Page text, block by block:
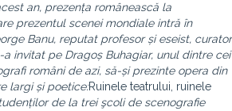
an, prezența românească la
prezentul scenei mondiale intră în
Banu, reputat profesor și eseist, curator
invitat pe Dragoș Buhagiar, unul dintre cei
români de azi, să-și prezinte opera din
largi și poetice:Ruinele teatrului, ruinele
de la trei şcoli de scenografie